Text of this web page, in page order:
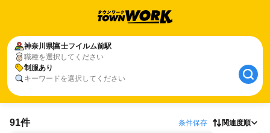
神奈川県富士フイルム前駅
職種を選択してください
制服あり
キーワードを選択してください
91件 条件保存 関連度順